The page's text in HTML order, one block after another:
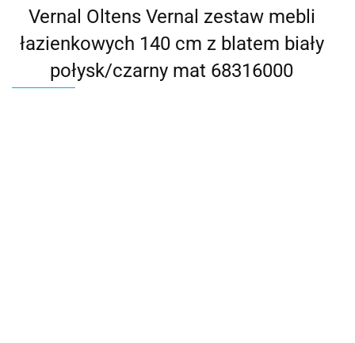
Vernal Oltens Vernal zestaw mebli
łazienkowych 140 cm z blatem biały
połysk/czarny mat 68316000